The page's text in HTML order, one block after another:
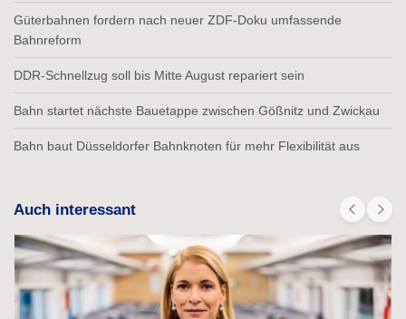
Güterbahnen fordern nach neuer ZDF-Doku umfassende
Bahnreform
DDR-Schnellzug soll bis Mitte August repariert sein
Bahn startet nächste Bauetappe zwischen Gößnitz und Zwickau
Bahn baut Düsseldorfer Bahnknoten für mehr Flexibilität aus
Auch interessant